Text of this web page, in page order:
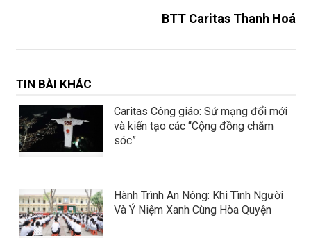
BTT Caritas Thanh Hoá
TIN BÀI KHÁC
Caritas Công giáo: Sứ mạng đổi mới
và kiến tạo các “Cộng đồng chăm
sóc”
Hành Trình An Nông: Khi Tình Người
Và Ý Niệm Xanh Cùng Hòa Quyện